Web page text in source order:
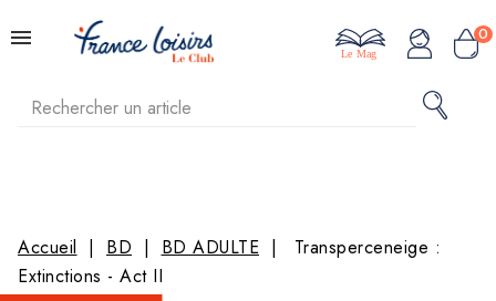
0
Le Mag
Accueil BD BD ADULTE
Transperceneige :
Extinctions - Act II